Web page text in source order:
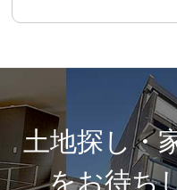
土地探し・
をお待ち